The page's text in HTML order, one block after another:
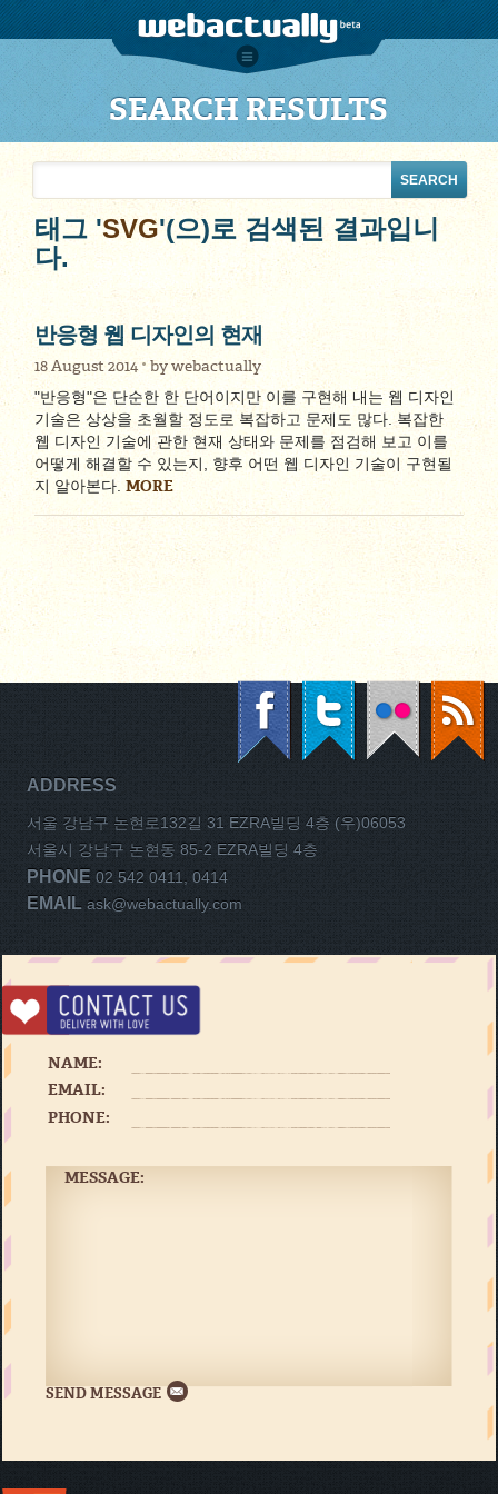
SEARCH RESULTS
태그 'SVG'(으)로 검색된 결과입니
다.
반응형 웹 디자인의 현재
18 August 2014 bywebactually
"반응형"은 단순한 한 단어이지만 이를 구현해 내는 웹 디자인
기술은 상상을 초월할 정도로 복잡하고 문제도 많다. 복잡한
웹 디자인 기술에 관한 현재 상태와 문제를 점검해 보고 이를
어떻게 해결할 수 있는지, 향후 어떤 웹 디자인 기술이 구현될
지 알아본다.MORE
ADDRESS
서울 강남구 논현로132길 31 EZRA빌딩 4층 (우)06053
서울시 강남구 논현동 85-2 EZRA빌딩 4층
PHONE 02 542 0411, 0414
EMAIL ask@webactually.com
NAME:
EMAIL:
PHONE:
MESSAGE: